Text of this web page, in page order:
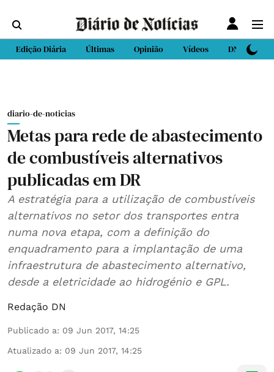
Edição Diária Últimas Opinião Vídeos DN Sport
diario-de-noticias
Metas para rede de abastecimento
de combustíveis alternativos
publicadas em DR
A estratégia para a utilização de combustíveis
alternativos no setor dos transportes entra
numa nova etapa, com a definição do
enquadramento para a implantação de uma
infraestrutura de abastecimento alternativo,
desde a eletricidade ao hidrogénio e GPL.
Redação DN
Publicado a: 09 Jun 2017, 14:25
Atualizado a: 09 Jun 2017, 14:25